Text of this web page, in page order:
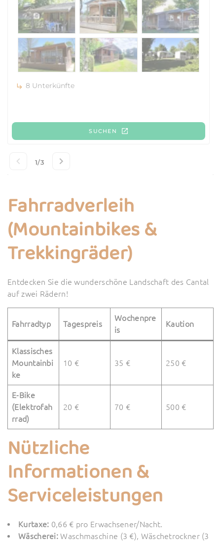
Fahrradverleih
(Mountainbikes &
Trekkingräder)
Entdecken Sie die wunderschöne Landschaft des Cantal
auf zwei Rädern!
Fahrradtyp Tagespreis
Wochenpre
is
Kaution
Klassisches
Mountainbi
ke
10 € 35 € 250 €
E-Bike
(Elektrofah
rrad)
20 € 70 € 500 €
Nützliche
Informationen &
Serviceleistungen
Kurtaxe: 0,66 € pro Erwachsener/Nacht.
Wäscherei: Waschmaschine (3 €), Wäschetrockner (3